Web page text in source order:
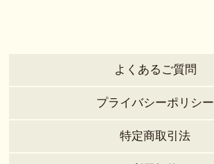
よくあるご質問
プライバシーポリシー
特定商取引法